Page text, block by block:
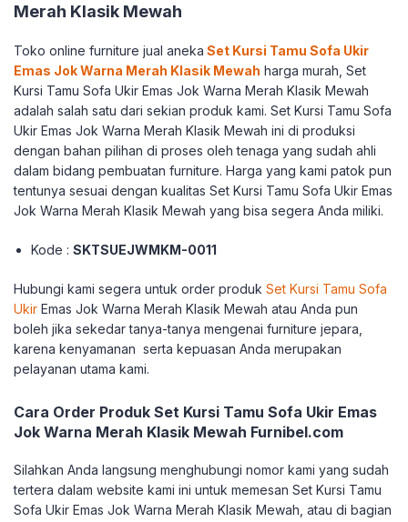
Merah Klasik Mewah
Toko online furniture jual aneka Set Kursi Tamu Sofa Ukir
Emas Jok Warna Merah Klasik Mewah harga murah, Set
Kursi Tamu Sofa Ukir Emas Jok Warna Merah Klasik Mewah
adalah salah satu dari sekian produk kami. Set Kursi Tamu Sofa
Ukir Emas Jok Warna Merah Klasik Mewah ini di produksi
dengan bahan pilihan di proses oleh tenaga yang sudah ahli
dalam bidang pembuatan furniture. Harga yang kami patok pun
tentunya sesuai dengan kualitas Set Kursi Tamu Sofa Ukir Emas
Jok Warna Merah Klasik Mewah yang bisa segera Anda miliki.
Kode :SKTSUEJWMKM-0011
Hubungi kami segera untuk order produk Set Kursi Tamu Sofa
Ukir Emas Jok Warna Merah Klasik Mewah atau Anda pun
boleh jika sekedar tanya-tanya mengenai furniture jepara,
karena kenyamanan serta kepuasan Anda merupakan
pelayanan utama kami.
Cara Order Produk Set Kursi Tamu Sofa Ukir Emas
Jok Warna Merah Klasik Mewah Furnibel.com
Silahkan Anda langsung menghubungi nomor kami yang sudah
tertera dalam website kami ini untuk memesan Set Kursi Tamu
Sofa Ukir Emas Jok Warna Merah Klasik Mewah, atau di bagian